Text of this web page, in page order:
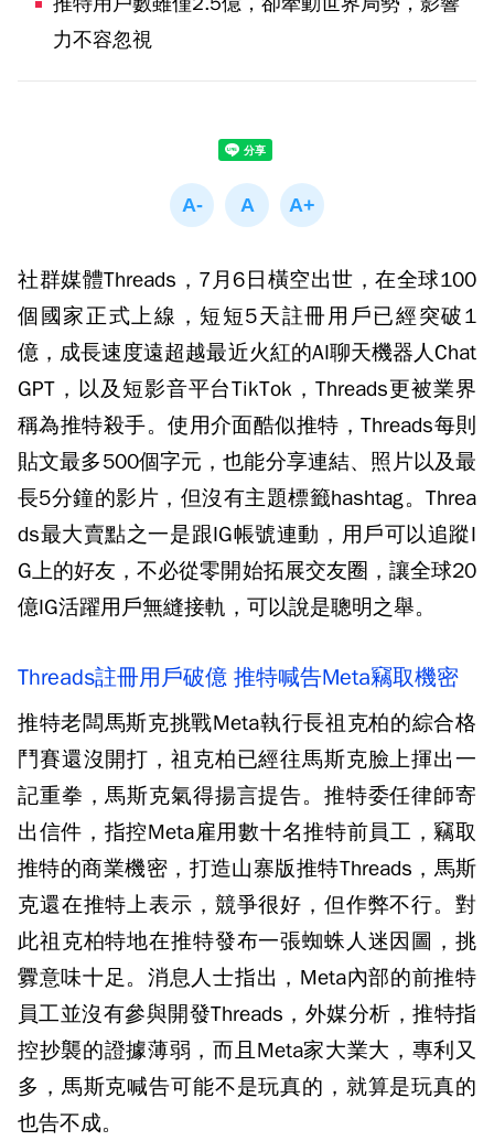
力不容忽視
社群媒體Threads，7月6日橫空出世，在全球100
個國家正式上線，短短5天註冊用戶已經突破1
億，成長速度遠超越最近火紅的AI聊天機器人Chat
GPT，以及短影音平台TikTok，Threads更被業界
稱為推特殺手。使用介面酷似推特，Threads每則
貼文最多500個字元，也能分享連結、照片以及最
長5分鐘的影片，但沒有主題標籤hashtag。Threa
ds最大賣點之一是跟IG帳號連動，用戶可以追蹤I
G上的好友，不必從零開始拓展交友圈，讓全球20
億IG活躍用戶無縫接軌，可以說是聰明之舉。
Threads註冊用戶破億 推特喊告Meta竊取機密
推特老闆馬斯克挑戰Meta執行長祖克柏的綜合格
鬥賽還沒開打，祖克柏已經往馬斯克臉上揮出一
記重拳，馬斯克氣得揚言提告。推特委任律師寄
出信件，指控Meta雇用數十名推特前員工，竊取
推特的商業機密，打造山寨版推特Threads，馬斯
克還在推特上表示，競爭很好，但作弊不行。對
此祖克柏特地在推特發布一張蜘蛛人迷因圖，挑
釁意味十足。消息人士指出，Meta內部的前推特
員工並沒有參與開發Threads，外媒分析，推特指
控抄襲的證據薄弱，而且Meta家大業大，專利又
多，馬斯克喊告可能不是玩真的，就算是玩真的
也告不成。